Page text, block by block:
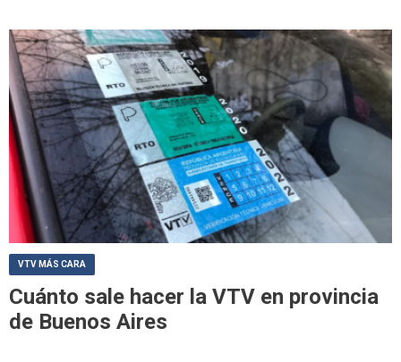
VTV MÁS CARA
Cuánto sale hacer la VTV en provincia
de Buenos Aires